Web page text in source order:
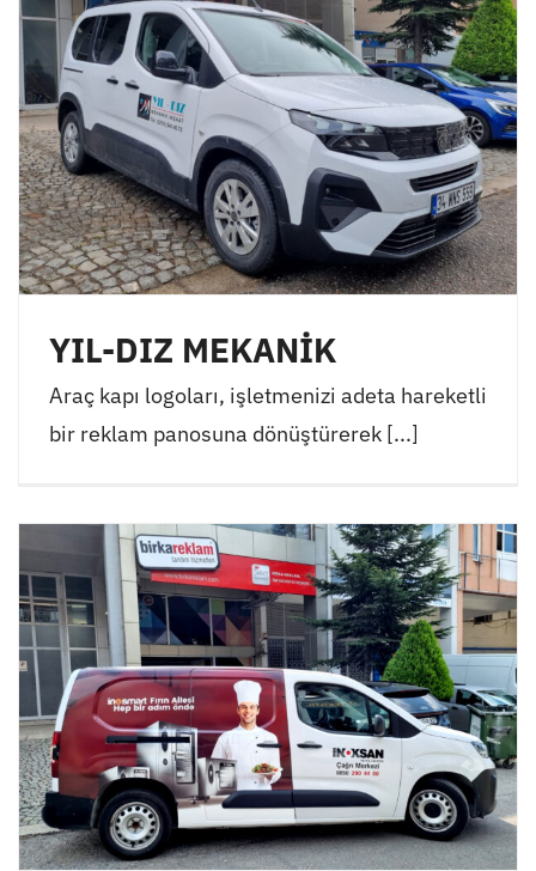
YIL-DIZ MEKANİK
Araç kapı logoları, işletmenizi adeta hareketli
bir reklam panosuna dönüştürerek [...]